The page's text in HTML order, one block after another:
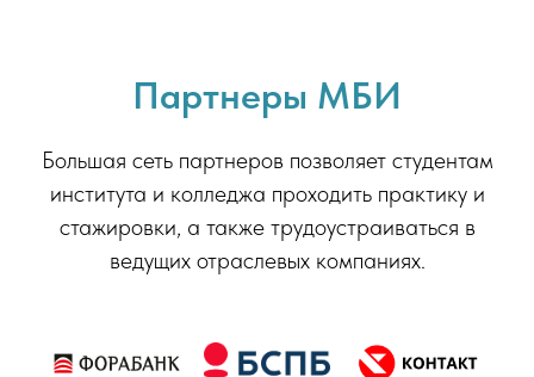
Партнеры МБИ
Большая сеть партнеров позволяет студентам
института и колледжа проходить практику и
стажировки, а также трудоустраиваться в
ведущих отраслевых компаниях.